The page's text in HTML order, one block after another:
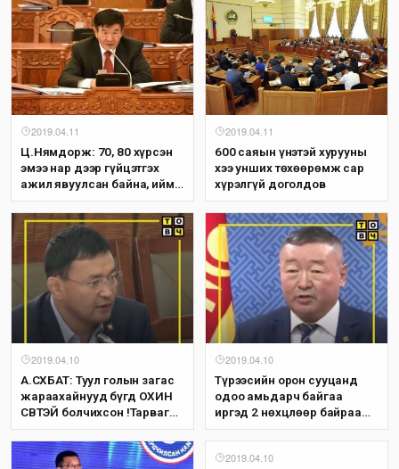
2019.04.11
Ц.Нямдорж: 70, 80 хүрсэн
эмээ нар дээр гүйцэтгэх
ажил явуулсан байна, ийм
байж болох уу
2019.04.11
600 саяын үнэтэй хурууны
хээ унших төхөөрөмж сар
хүрэлгүй доголдов
2019.04.10
А.СҮХБАТ: Туул голын загас
жараахайнууд бүгд ОХИН
СҮВТЭЙ болчихсон !Тарвага
хүртэл ХЭЭЛ хаяж байна!
2019.04.10
Түрээсийн орон сууцанд
одоо амьдарч байгаа
иргэд 2 нөхцлөөр байраа
өмчилж авах журам
баталлаа!
2019.04.10